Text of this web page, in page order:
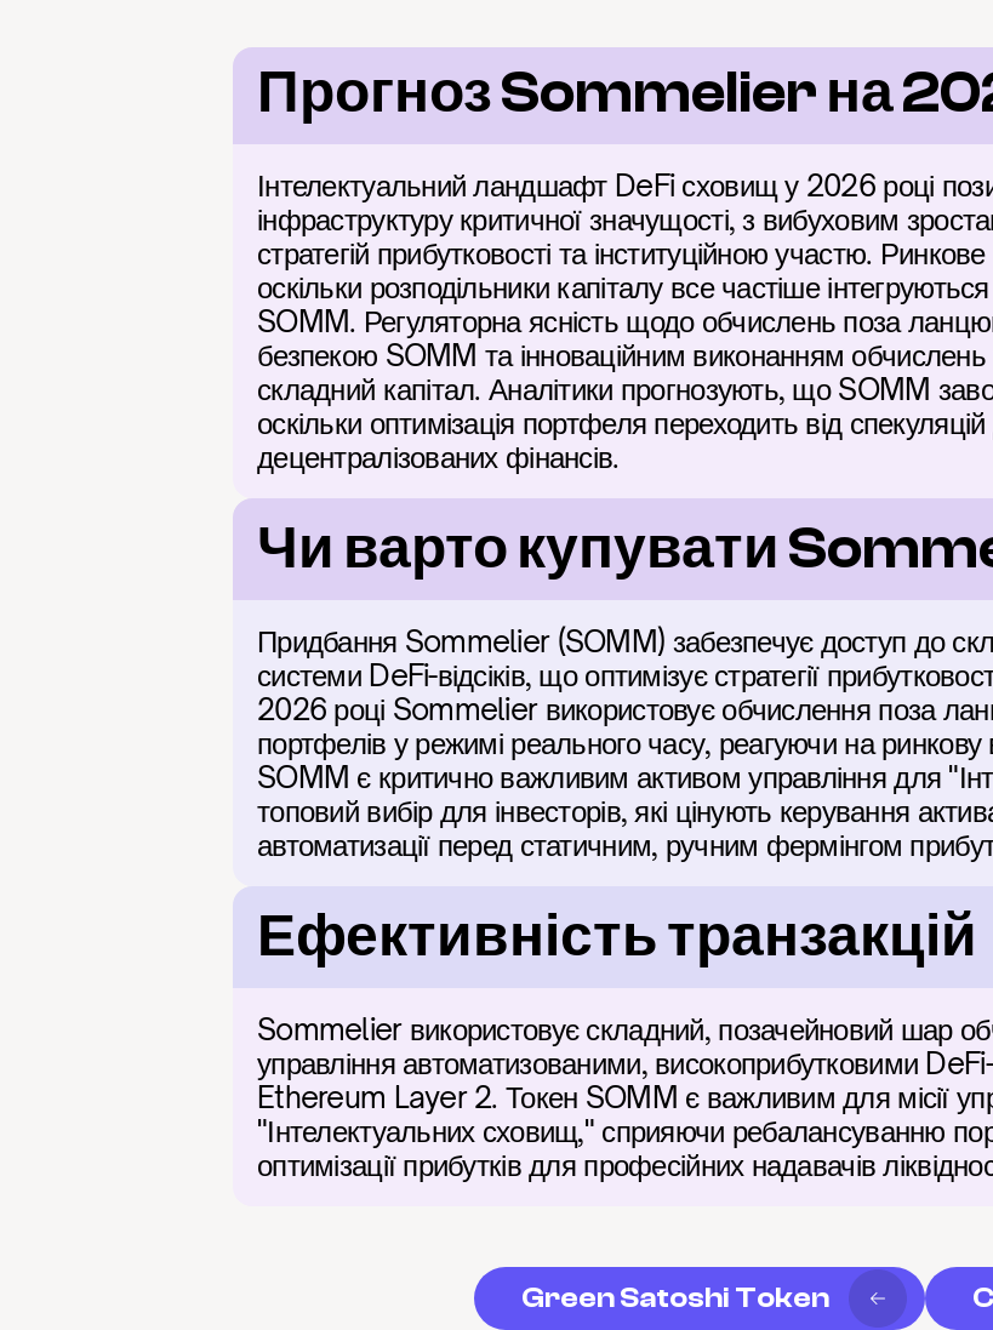
Прогноз Sommelier на
Інтелектуальний ландшафт DeFi сховищ у 2026 році
інфраструктуру критичної значущості, з вибуховим
стратегій прибутковості та інституційною участю.
оскільки розподільники капіталу все частіше
SOMM. Регуляторна ясність щодо обчислень поза
безпекою SOMM та інноваційним виконанням
складний капітал. Аналітики прогнозують, що SOMM
оскільки оптимізація портфеля переходить від
децентралізованих фінансів.
Чи варто купувати
Придбання Sommelier (SOMM) забезпечує доступ до
системи DeFi-відсіків, що оптимізує стратегії
2026 році Sommelier використовує обчислення поза
портфелів у режимі реального часу, реагуючи на ринкову
SOMM є критично важливим активом управління для
топовий вибір для інвесторів, які цінують керування
автоматизації перед статичним, ручним фермінгом
Ефективність транзакцій
Sommelier використовує складний, позачейновий шар
управління автоматизованими, високоприбутковими
Ethereum Layer 2. Токен SOMM є важливим для місії
"Інтелектуальних сховищ," сприяючи ребалансуванню
оптимізації прибутків для професійних надавачів
Green Satoshi Token